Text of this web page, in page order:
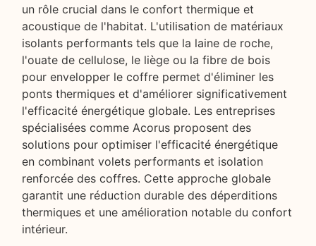
un rôle crucial dans le confort thermique et
acoustique de l'habitat. L'utilisation de matériaux
isolants performants tels que la laine de roche,
l'ouate de cellulose, le liège ou la fibre de bois
pour envelopper le coffre permet d'éliminer les
ponts thermiques et d'améliorer significativement
l'efficacité énergétique globale. Les entreprises
spécialisées comme Acorus proposent des
solutions pour optimiser l'efficacité énergétique
en combinant volets performants et isolation
renforcée des coffres. Cette approche globale
garantit une réduction durable des déperditions
thermiques et une amélioration notable du confort
intérieur.